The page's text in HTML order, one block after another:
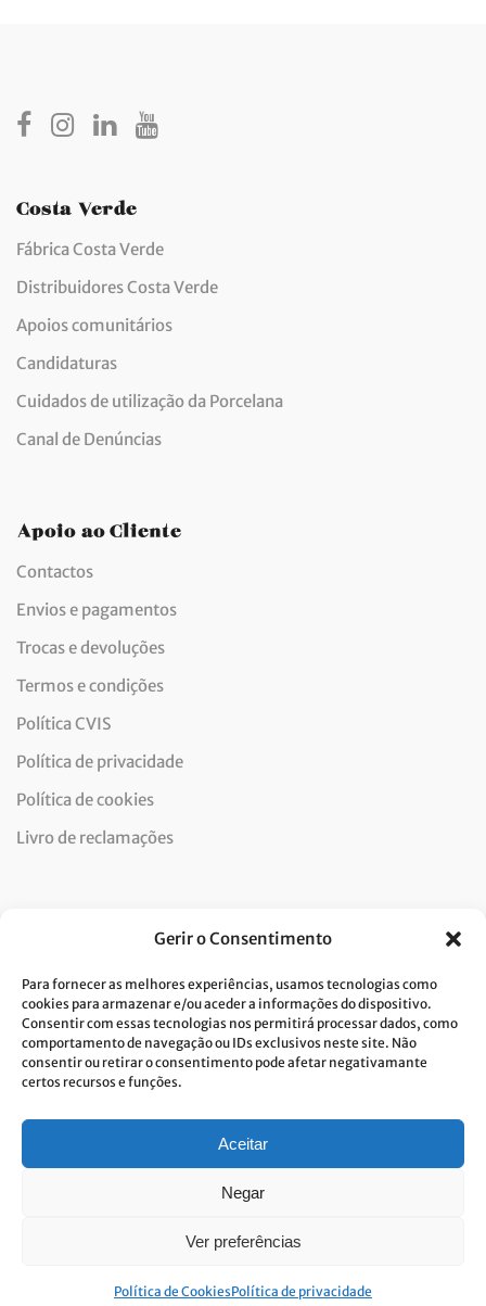
Gerir o Consentimento
Para fornecer as melhores experiências, usamos tecnologias como
cookies para armazenar e/ou aceder a informações do dispositivo.
Consentir com essas tecnologias nos permitirá processar dados, como
comportamento de navegação ou IDs exclusivos neste site. Não
consentir ou retirar o consentimento pode afetar negativamante
certos recursos e funções.
Aceitar
Negar
Ver preferências
Política de CookiesPolítica de privacidade
Costa Verde
Fábrica Costa Verde
Distribuidores Costa Verde
Apoios comunitários
Candidaturas
Cuidados de utilização da Porcelana
Canal de Denúncias
Apoio ao Cliente
Contactos
Envios e pagamentos
Trocas e devoluções
Termos e condições
Política CVIS
Política de privacidade
Política de cookies
Livro de reclamações
Dou consentimento ao tratamento de dados e aceito a
política de privacidade.*
A Costa Verde está comprometida com a implementação do RGPD. Para
Cliqueaquie conheça a nossa Política de Privacidade.
© Built with passion. All rights reservedLink&Grow